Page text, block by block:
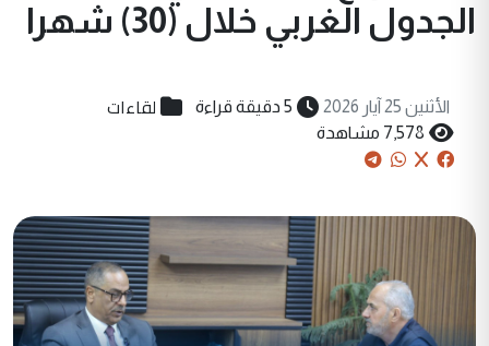
الجدول الغربي خلال (30) شهرا
الأثنين 25 آيار 2026 5 دقيقة قراءة لقاءات
7,578 مشاهدة